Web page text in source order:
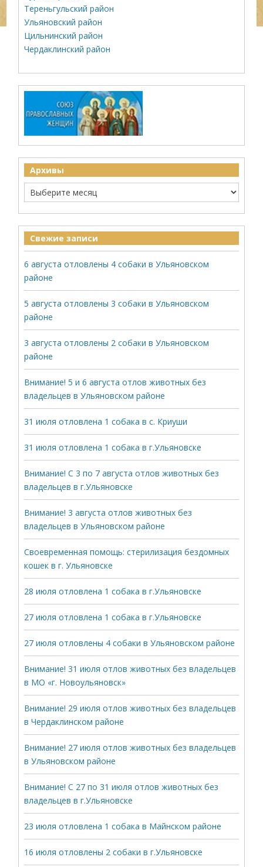
Тереньгульский район
Ульяновский район
Цильнинский район
Чердаклинский район
Архивы
Свежие записи
6 августа отловлены 4 собаки в Ульяновском
районе
5 августа отловлены 3 собаки в Ульяновском
районе
3 августа отловлены 2 собаки в Ульяновском
районе
Внимание! 5 и 6 августа отлов животных без
владельцев в Ульяновском районе
31 июля отловлена 1 собака в с. Криуши
31 июля отловлена 1 собака в г.Ульяновске
Внимание! С 3 по 7 августа отлов животных без
владельцев в г.Ульяновске
Внимание! 3 августа отлов животных без
владельцев в Ульяновском районе
Своевременная помощь: стерилизация бездомных
кошек в г. Ульяновске
28 июля отловлена 1 собака в г.Ульяновске
27 июля отловлена 1 собака в г.Ульяновске
27 июля отловлены 4 собаки в Ульяновском районе
Внимание! 31 июля отлов животных без владельцев
в МО «г. Новоульяновск»
Внимание! 29 июля отлов животных без владельцев
в Чердаклинском районе
Внимание! 27 июля отлов животных без владельцев
в Ульяновском районе
Внимание! С 27 по 31 июля отлов животных без
владельцев в г.Ульяновске
23 июля отловлена 1 собака в Майнском районе
16 июля отловлены 2 собаки в г.Ульяновске